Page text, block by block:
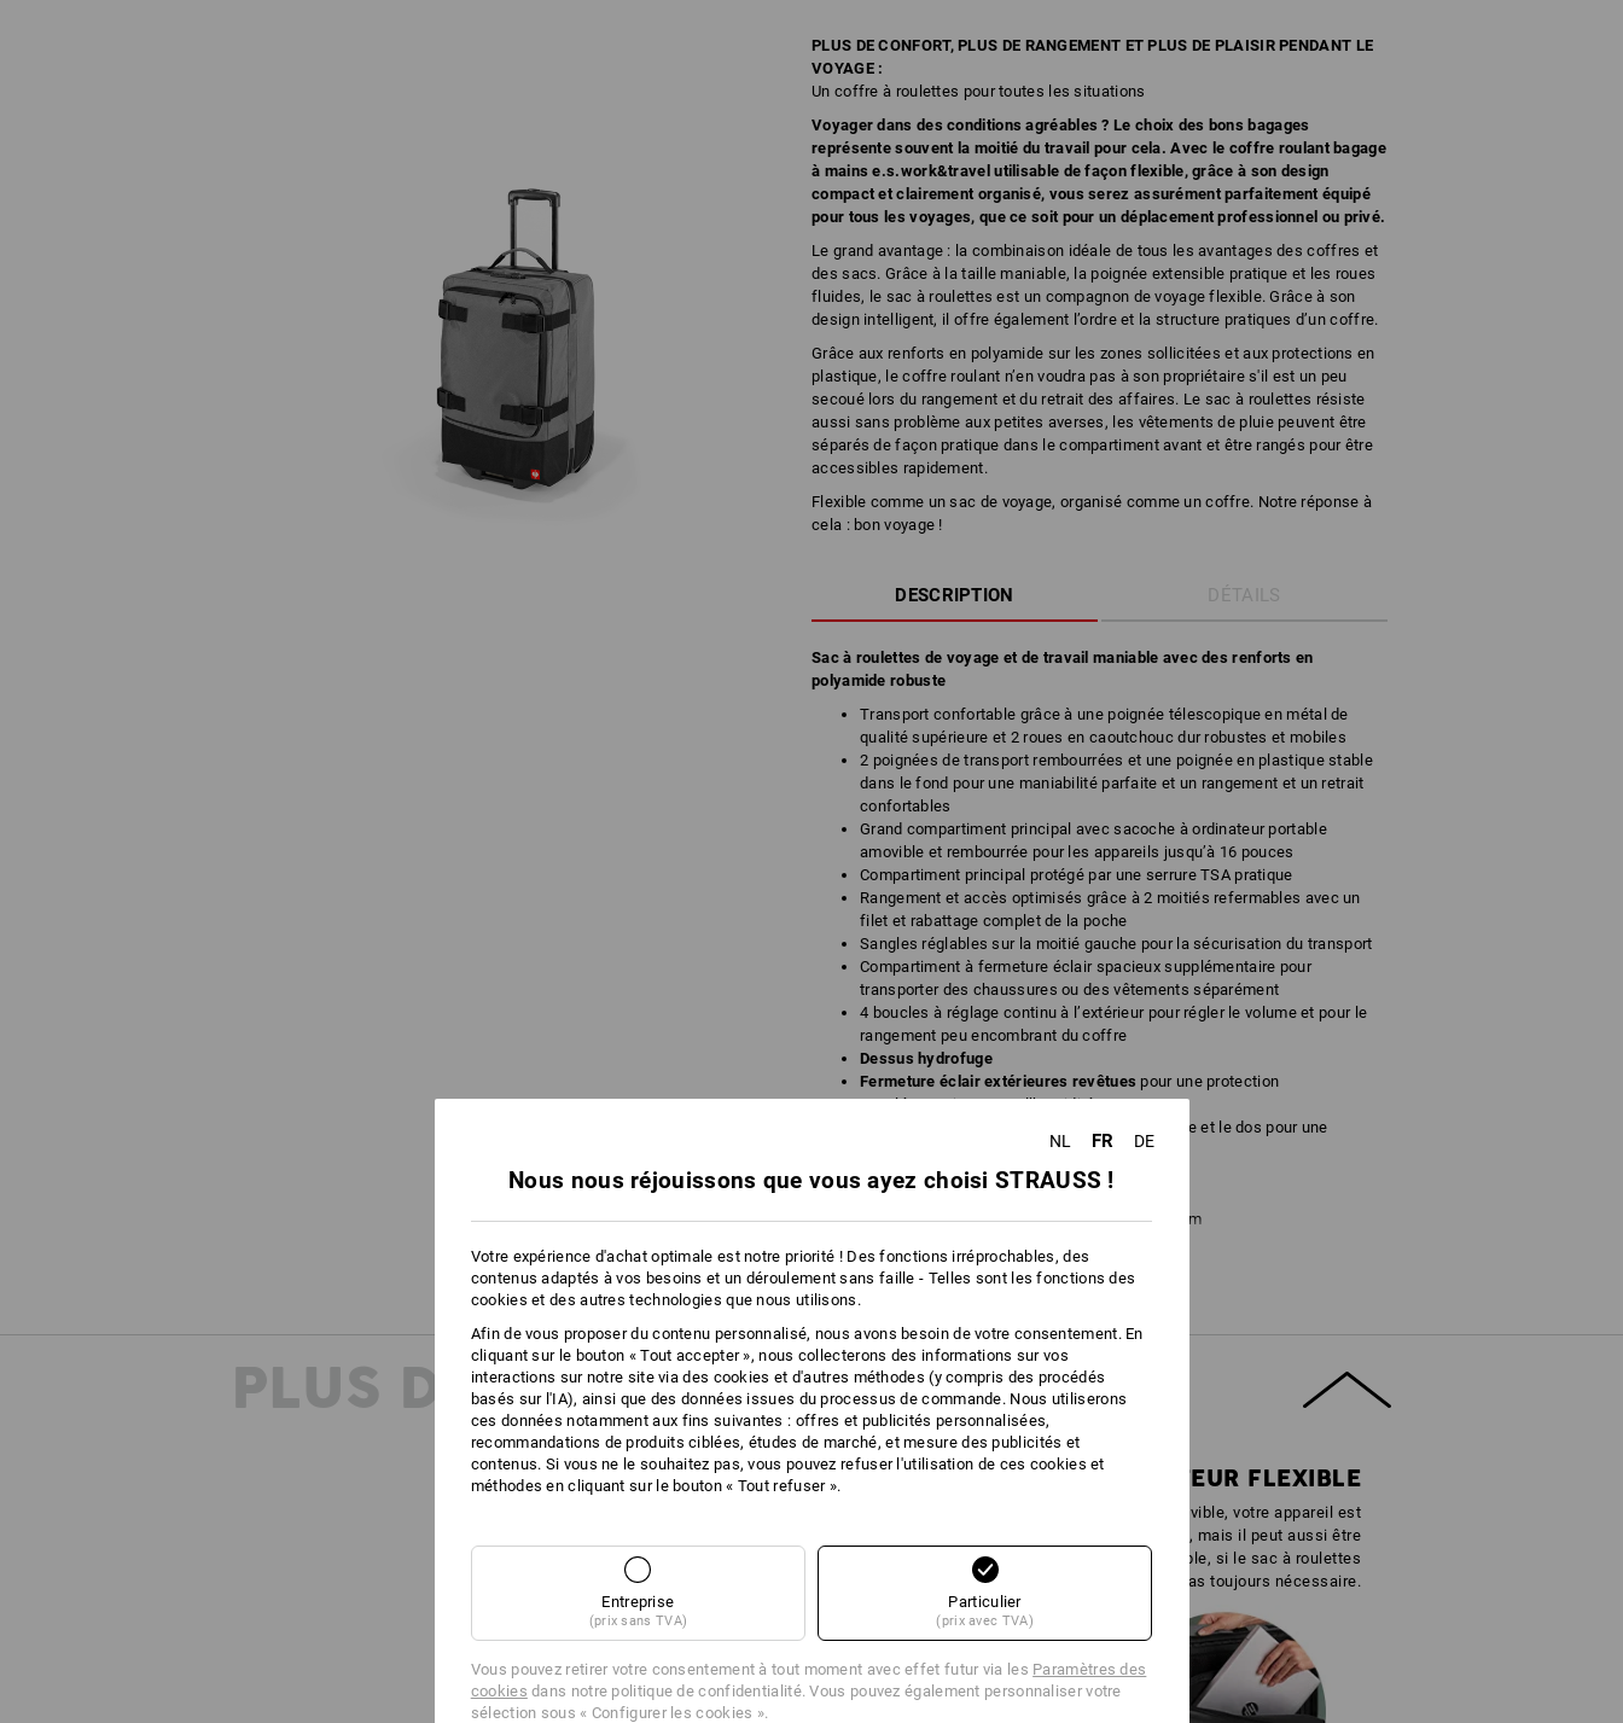
PLUS DE CONFORT, PLUS DE RANGEMENT ET PLUS DE PLAISIR PENDANT LE
VOYAGE :
Un coffre à roulettes pour toutes les situations
Voyager dans des conditions agréables ? Le choix des bons bagages
représente souvent la moitié du travail pour cela. Avec le coffre roulant bagage
à mains e.s.work&travel utilisable de façon flexible, grâce à son design
compact et clairement organisé, vous serez assurément parfaitement équipé
pour tous les voyages, que ce soit pour un déplacement professionnel ou privé.
Le grand avantage : la combinaison idéale de tous les avantages des coffres et
des sacs. Grâce à la taille maniable, la poignée extensible pratique et les roues
fluides, le sac à roulettes est un compagnon de voyage flexible. Grâce à son
design intelligent, il offre également l’ordre et la structure pratiques d’un coffre.
Grâce aux renforts en polyamide sur les zones sollicitées et aux protections en
plastique, le coffre roulant n’en voudra pas à son propriétaire s'il est un peu
secoué lors du rangement et du retrait des affaires. Le sac à roulettes résiste
aussi sans problème aux petites averses, les vêtements de pluie peuvent être
séparés de façon pratique dans le compartiment avant et être rangés pour être
accessibles rapidement.
Flexible comme un sac de voyage, organisé comme un coffre. Notre réponse à
cela : bon voyage !
DESCRIPTION DÉTAILS
Sac à roulettes de voyage et de travail maniable avec des renforts en
polyamide robuste
Transport confortable grâce à une poignée télescopique en métal de
qualité supérieure et 2 roues en caoutchouc dur robustes et mobiles
2 poignées de transport rembourrées et une poignée en plastique stable
dans le fond pour une maniabilité parfaite et un rangement et un retrait
confortables
Grand compartiment principal avec sacoche à ordinateur portable
amovible et rembourrée pour les appareils jusqu’à 16 pouces
Compartiment principal protégé par une serrure TSA pratique
Rangement et accès optimisés grâce à 2 moitiés refermables avec un
filet et rabattage complet de la poche
Sangles réglables sur la moitié gauche pour la sécurisation du transport
Compartiment à fermeture éclair spacieux supplémentaire pour
transporter des chaussures ou des vêtements séparément
4 boucles à réglage continu à l’extérieur pour régler le volume et pour le
rangement peu encombrant du coffre
Dessus hydrofuge
Fermeture éclair extérieures revêtues pour une protection
supplémentaire contre l’humidité
Protections en plastique dans le fond du coffre et le dos pour une
protection supplémentaire contre l'usure
Volume : 35 litres
poids : 3.1 kg environ
Dimensions (l x H x p) : env. 350 x 550 x 230 mm
Matière :
1. Tissu extérieur 100% Polyester (ca. 220 g/m²)
Doublure 100% Polyamide
Conseils d'entretien :
Ne pas laver
Ne pas sécher en machine
plus
PLUS D'INFORMATIONS
SACOCHE D'ORDINATEUR FLEXIBLE
Avec la sacoche d’ordinateur amovible, votre appareil est
non seulement rangé en toute sécurité, mais il peut aussi être
transporté séparément de façon flexible, si le sac à roulettes
entier n’est pas toujours nécessaire.
NL FR DE
Nous nous réjouissons que vous ayez choisi STRAUSS !
Votre expérience d'achat optimale est notre priorité ! Des fonctions irréprochables, des
contenus adaptés à vos besoins et un déroulement sans faille - Telles sont les fonctions des
cookies et des autres technologies que nous utilisons.
Afin de vous proposer du contenu personnalisé, nous avons besoin de votre consentement. En
cliquant sur le bouton « Tout accepter », nous collecterons des informations sur vos
interactions sur notre site via des cookies et d'autres méthodes (y compris des procédés
basés sur l'IA), ainsi que des données issues du processus de commande. Nous utiliserons
ces données notamment aux fins suivantes : offres et publicités personnalisées,
recommandations de produits ciblées, études de marché, et mesure des publicités et
contenus. Si vous ne le souhaitez pas, vous pouvez refuser l'utilisation de ces cookies et
méthodes en cliquant sur le bouton « Tout refuser ».
Entreprise
(prix sans TVA)
Particulier
(prix avec TVA)
Vous pouvez retirer votre consentement à tout moment avec effet futur via les Paramètres des
cookies dans notre politique de confidentialité. Vous pouvez également personnaliser votre
sélection sous « Configurer les cookies ».